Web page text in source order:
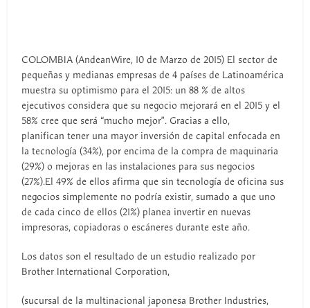
COLOMBIA (AndeanWire, 10 de Marzo de 2015) El sector de
pequeñas y medianas empresas de 4 países de Latinoamérica
muestra su optimismo para el 2015: un 88 % de altos
ejecutivos considera que su negocio mejorará en el 2015 y el
58% cree que será “mucho mejor”. Gracias a ello,
planifican tener una mayor inversión de capital enfocada en
la tecnología (34%), por encima de la compra de maquinaria
(29%) o mejoras en las instalaciones para sus negocios
(27%).El 49% de ellos afirma que sin tecnología de oficina sus
negocios simplemente no podría existir, sumado a que uno
de cada cinco de ellos (21%) planea invertir en nuevas
impresoras, copiadoras o escáneres durante este año.
Los datos son el resultado de un estudio realizado por
Brother International Corporation,
(sucursal de la multinacional japonesa Brother Industries,